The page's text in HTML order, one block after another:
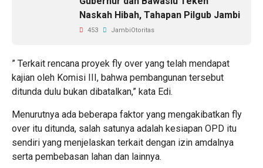
Naskah Hibah, Tahapan Pilgub Jambi
453 JambiOtoritas
” Terkait rencana proyek fly over yang telah mendapat
kajian oleh Komisi III, bahwa pembangunan tersebut
ditunda dulu bukan dibatalkan,” kata Edi.
Menurutnya ada beberapa faktor yang mengakibatkan fly
over itu ditunda, salah satunya adalah kesiapan OPD itu
sendiri yang menjelaskan terkait dengan izin amdalnya
serta pembebasan lahan dan lainnya.